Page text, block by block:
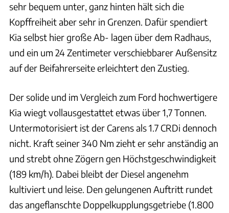
sehr bequem unter, ganz hinten hält sich die
Kopffreiheit aber sehr in Grenzen. Dafür spendiert
Kia selbst hier große Ab- lagen über dem Radhaus,
und ein um 24 Zentimeter verschiebbarer Außensitz
auf der Beifahrerseite erleichtert den Zustieg.
Der solide und im Vergleich zum Ford hochwertigere
Kia wiegt vollausgestattet etwas über 1,7 Tonnen.
Untermotorisiert ist der Carens als 1.7 CRDi dennoch
nicht. Kraft seiner 340 Nm zieht er sehr anständig an
und strebt ohne Zögern gen Höchstgeschwindigkeit
(189 km/h). Dabei bleibt der Diesel angenehm
kultiviert und leise. Den gelungenen Auftritt rundet
das angeflanschte Doppelkupplungsgetriebe (1.800